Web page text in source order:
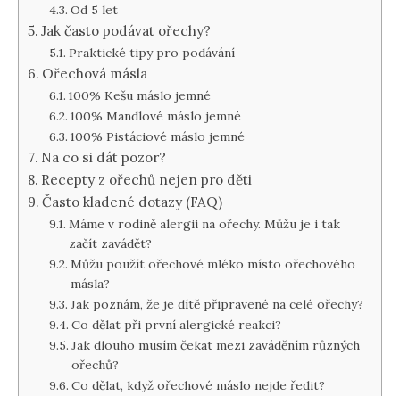
Od 5 let
Jak často podávat ořechy?
Praktické tipy pro podávání
Ořechová másla
100% Kešu máslo jemné
100% Mandlové máslo jemné
100% Pistáciové máslo jemné
Na co si dát pozor?
Recepty z ořechů nejen pro děti
Často kladené dotazy (FAQ)
Máme v rodině alergii na ořechy. Můžu je i tak
začít zavádět?
Můžu použít ořechové mléko místo ořechového
másla?
Jak poznám, že je dítě připravené na celé ořechy?
Co dělat při první alergické reakci?
Jak dlouho musím čekat mezi zaváděním různých
ořechů?
Co dělat, když ořechové máslo nejde ředit?